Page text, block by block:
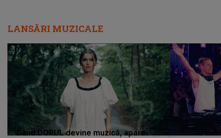
LANSĂRI MUZICALE
Când DORUL devine muzică, apare